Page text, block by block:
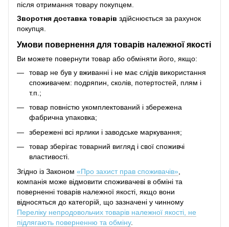
після отримання товару покупцем.
Зворотня доставка товарів здійснюється за рахунок
покупця.
Умови повернення для товарів належної якості
Ви можете повернути товар або обміняти його, якщо:
товар не був у вживанні і не має слідів використання
споживачем: подряпин, сколів, потертостей, плям і
т.п.;
товар повністю укомплектований і збережена
фабрична упаковка;
збережені всі ярлики і заводське маркування;
товар зберігає товарний вигляд і свої споживчі
властивості.
Згідно із Законом «Про захист прав споживачів»
компанія може відмовити споживачеві в обміні та
поверненні товарів належної якості, якщо вони
відносяться до категорій, що зазначені у чинному
Переліку непродовольчих товарів належної якості, не
підлягають поверненню та обміну.